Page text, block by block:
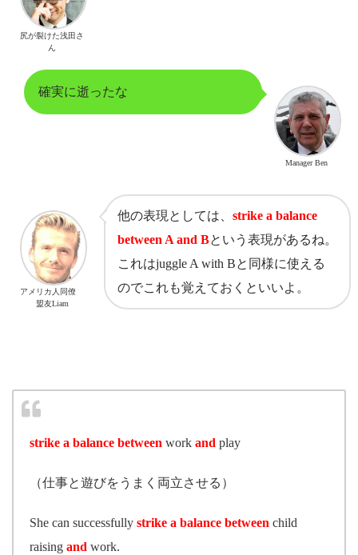
尻が裂けた浅田さ
ん
確実に逝ったな
Manager Ben
他の表現としては、 strike a balance
between A and Bという表現があるね。
これはjuggle A with Bと同様に使える
のでこれも覚えておくといいよ。
アメリカ人同僚
盟友Liam
strike a balance between work and play
（仕事と遊びをうまく両立させる）
She can successfully strike a balance between child
raising and work.